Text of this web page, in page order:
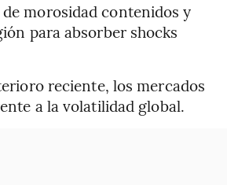
morosidad contenidos y
para absorber shocks
reciente, los mercados
a la volatilidad global.